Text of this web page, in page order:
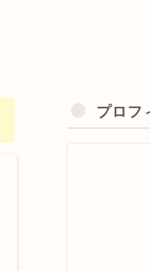
プロフ